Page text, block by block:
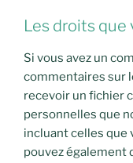
Les droits que
Si vous avez un
commentaires sur
recevoir un fichier
personnelles que
incluant celles que
pouvez également